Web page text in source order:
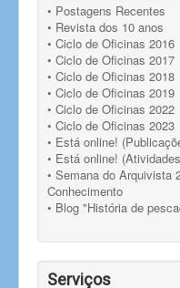
• Postagens Recentes
• Revista dos 10 anos
• Ciclo de Oficinas 2016
• Ciclo de Oficinas 2017
• Ciclo de Oficinas 2018
• Ciclo de Oficinas 2019
• Ciclo de Oficinas 2022
• Ciclo de Oficinas 2023
• Está online!
• Está online!
• Semana do Arquivista
Conhecimento
• Blog "História de
Serviços